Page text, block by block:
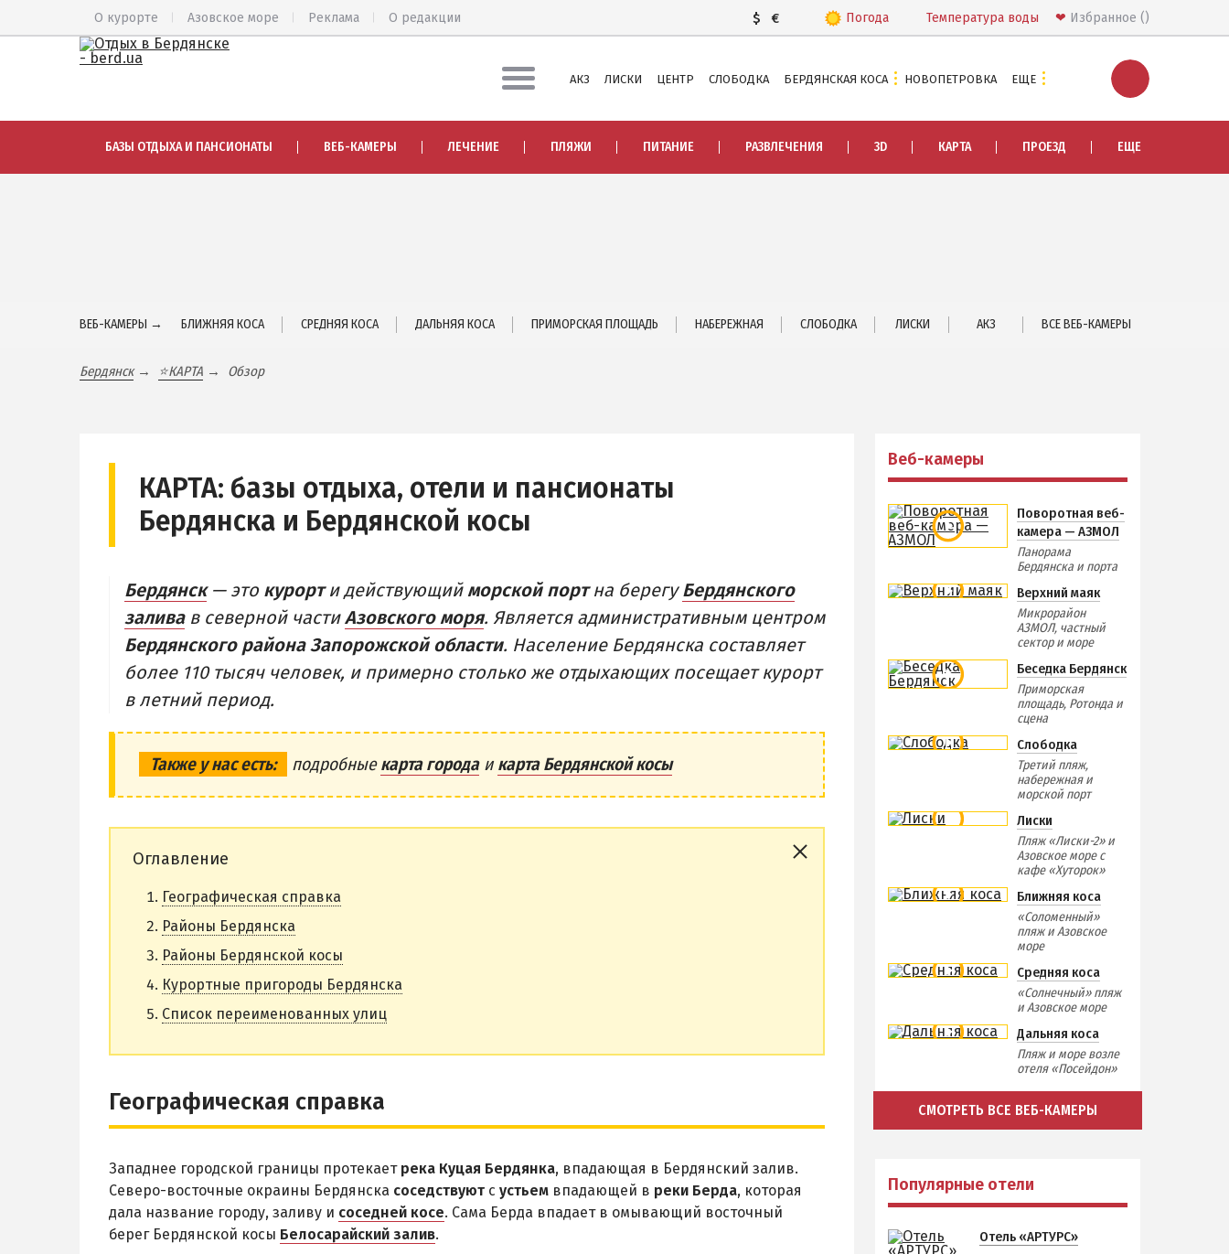
Погода Температура воды ❤ Избранное
$ €
О курорте Азовское море Реклама О редакции
Городская часть
Ближняя коса
Средняя коса
Дальняя коса
НАГОРНАЯ ЧАСТЬ
НОВОПЕТРОВКА
Аквапарк
ДОСТОПРИМЕЧАТЕЛЬНОСТИ
Отдых с детьми
Недорогой отдых
Отдых с бассейном
Отдых на первой линии
Отдых на набережной
Квартиры посуточно
АКЗ ЛИСКИ ЦЕНТР СЛОБОДКА БЕРДЯНСКАЯ КОСА НОВОПЕТРОВКА ЕЩЕ
БАЗЫ ОТДЫХА И ПАНСИОНАТЫ ВЕБ-КАМЕРЫ ЛЕЧЕНИЕ ПЛЯЖИ ПИТАНИЕ РАЗВЛЕЧЕНИЯ 3D КАРТА ПРОЕЗД ЕЩЕ
ВЕБ-КАМЕРЫ → БЛИЖНЯЯ КОСА СРЕДНЯЯ КОСА ДАЛЬНЯЯ КОСА ПРИМОРСКАЯ ПЛОЩАДЬ НАБЕРЕЖНАЯ СЛОБОДКА ЛИСКИ АКЗ ВСЕ ВЕБ-КАМЕРЫ
Бердянск ⭐КАРТА Обзор
КАРТА: базы отдыха, отели и пансионаты
Бердянска и Бердянской косы
Бердянск— это курорти действующийморской портна берегуБердянского
заливав северной частиАзовского моря. Является административным центром
Бердянского района Запорожской области. Население Бердянска составляет
более 110 тысяч человек, и примерно столько же отдыхающих посещает курорт
в летний период.
Также у нас есть: подробныекарта городаикарта Бердянской косы
Оглавление
Географическая справка
Районы Бердянска
Районы Бердянской косы
Курортные пригороды Бердянска
Список переименованных улиц
Географическая справка
Западнее городской границы протекает река Куцая Бердянка, впадающая в Бердянский залив.
Северо-восточные окраины Бердянска соседствуют с устьем впадающей в реки Берда, которая
дала название городу, заливу и соседней косе. Сама Берда впадает в омывающий восточный
берег Бердянской косы Белосарайский залив.
Веб-камеры
Поворотная веб-
камера — АЗМОЛ
Панорама
Бердянска и порта
Верхний маяк
Микрорайон
АЗМОЛ, частный
сектор и море
Беседка Бердянск
Приморская
площадь, Ротонда и
сцена
Слободка
Третий пляж,
набережная и
морской порт
Лиски
Пляж «Лиски-2» и
Азовское море с
кафе «Хуторок»
Ближняя коса
«Соломенный»
пляж и Азовское
море
Средняя коса
«Солнечный» пляж
и Азовское море
Дальняя коса
Пляж и море возле
отеля «Посейдон»
СМОТРЕТЬ ВСЕ ВЕБ-КАМЕРЫ
Популярные отели
Отель «АРТУРС»